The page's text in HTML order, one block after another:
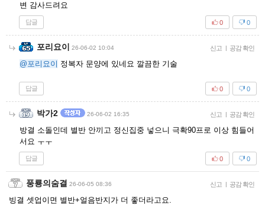
변 감사드려요
답글 0
0
포리요이 26-06-02 10:04 신고 | 공감 확인
@포리요이 정복자 문양에 있네요 깔끔한 기술
답글 0
0
박가2 26-06-02 16:35 신고 | 공감 확인
방결 소돌인데 별반 안끼고 정신집중 넣으니 극확90프로 이상 힘들어
서요 ㅜㅜ
답글 0
0
풍룡의숨결 26-06-05 08:36 신고 | 공감 확인
빙결 셋업이면 별반+얼음반지가 더 좋더라고요.